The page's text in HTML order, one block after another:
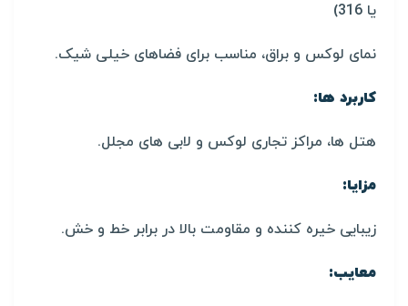
یا 316)
نمای لوکس و براق، مناسب برای فضاهای خیلی شیک.
کاربرد ها:
هتل ها، مراکز تجاری لوکس و لابی های مجلل.
مزایا:
زیبایی خیره کننده و مقاومت بالا در برابر خط و خش.
معایب: